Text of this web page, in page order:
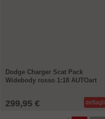
Dodge Charger Scat Pack
Widebody rosso 1:18 AUTOart
299,95 € dettagli